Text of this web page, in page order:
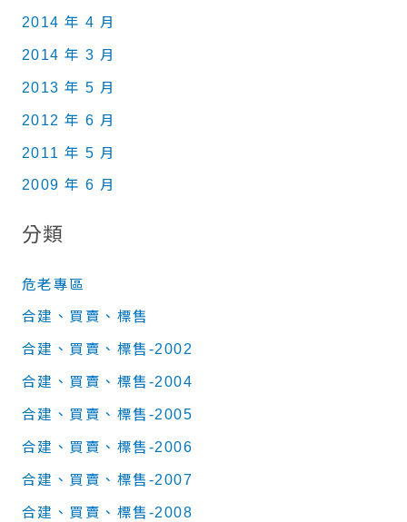
2014 年 4 月
2014 年 3 月
2013 年 5 月
2012 年 6 月
2011 年 5 月
2009 年 6 月
分類
危老專區
合建、買賣、標售
合建、買賣、標售-2002
合建、買賣、標售-2004
合建、買賣、標售-2005
合建、買賣、標售-2006
合建、買賣、標售-2007
合建、買賣、標售-2008